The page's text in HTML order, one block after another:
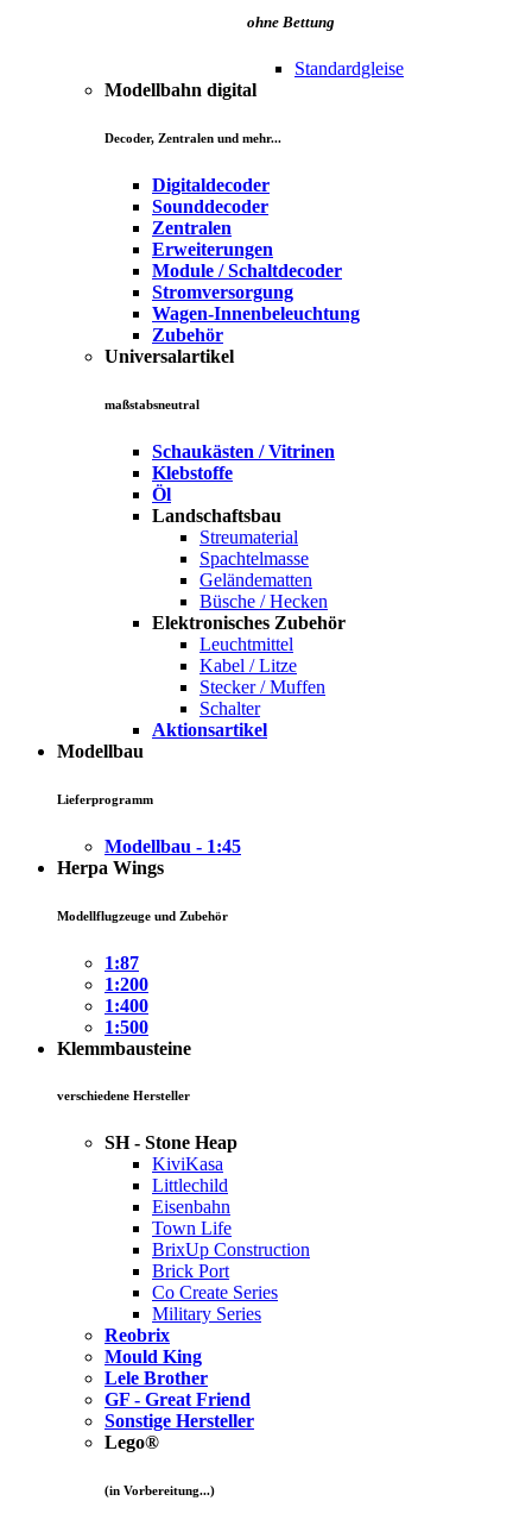
ohne Bettung
Standardgleise
Modellbahn digital
Decoder, Zentralen und mehr...
Digitaldecoder
Sounddecoder
Zentralen
Erweiterungen
Module / Schaltdecoder
Stromversorgung
Wagen-Innenbeleuchtung
Zubehör
Universalartikel
maßstabsneutral
Schaukästen / Vitrinen
Klebstoffe
Öl
Landschaftsbau
Streumaterial
Spachtelmasse
Geländematten
Büsche / Hecken
Elektronisches Zubehör
Leuchtmittel
Kabel / Litze
Stecker / Muffen
Schalter
Aktionsartikel
Modellbau
Lieferprogramm
Modellbau - 1:45
Herpa Wings
Modellflugzeuge und Zubehör
1:87
1:200
1:400
1:500
Klemmbausteine
verschiedene Hersteller
SH - Stone Heap
KiviKasa
Littlechild
Eisenbahn
Town Life
BrixUp Construction
Brick Port
Co Create Series
Military Series
Reobrix
Mould King
Lele Brother
GF - Great Friend
Sonstige Hersteller
Lego®
(in Vorbereitung...)